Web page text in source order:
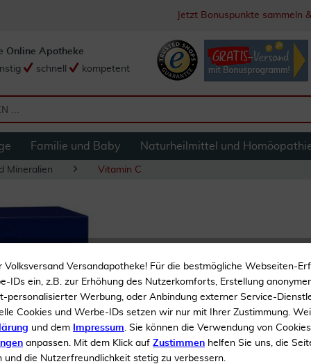
Jetzt Bonuspunkte sammeln
Online Apotheke
schnell kompetent
Familie und Baby Naturheilmittel und
Mineralien Vitamin C
Geprüftes Qualitäts-Öl
Reich an ungesättigten
Inhalt30 Kapseln
Versandapotheke! Für die bestmögliche Webseiten-
IDs ein, z.B. zur Erhöhung des Nutzerkomforts, Erstellung
personalisierter Werbung, oder Anbindung externer Service-
Cookies und Werbe-IDs setzen wir nur mit Ihrer Zustimmung.
und dem Impressum. Sie können die Verwendung von Cookies
anpassen. Mit dem Klick auf Zustimmen helfen Sie uns, die
und die Nutzerfreundlichkeit stetig zu verbessern.